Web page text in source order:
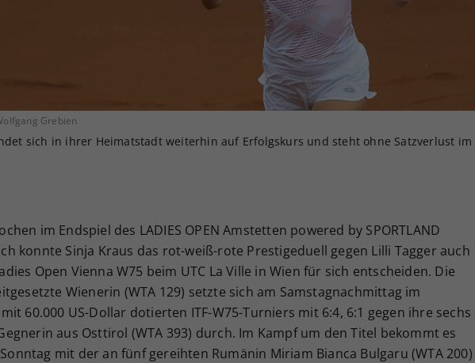
Grebien
sich in ihrer Heimatstadt weiterhin auf Erfolgskurs und steht ohne Satzverlust im
im Endspiel des LADIES OPEN Amstetten powered by SPORTLAND
konnte Sinja Kraus das rot-weiß-rote Prestigeduell gegen Lilli Tagger auch
Open Vienna W75 beim UTC La Ville in Wien für sich entscheiden. Die
Wienerin (WTA 129) setzte sich am Samstagnachmittag im
60.000 US-Dollar dotierten ITF-W75-Turniers mit 6:4, 6:1 gegen ihre sechs
aus Osttirol (WTA 393) durch. Im Kampf um den Titel bekommt es
mit der an fünf gereihten Rumänin Miriam Bianca Bulgaru (WTA 200)
Ihrer vorgenommen Einstellungen, falls der
Webseiten-Betreiber dies eingestellt hat.